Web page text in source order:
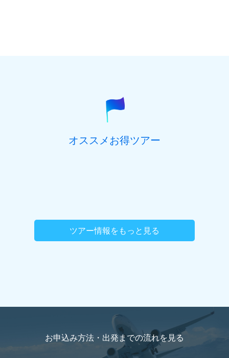
オススメお得ツアー
ツアー情報をもっと見る
お申込み方法・出発までの流れを見る